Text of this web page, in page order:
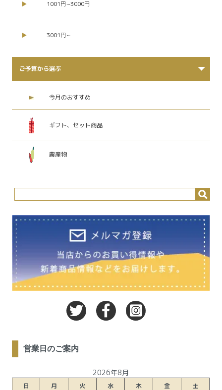
1001円~3000円
3001円~
ご予算から選ぶ
今月のおすすめ
ギフト、セット商品
農産物
営業日のご案内
2026年8月
日 月 火 水 木 金
土